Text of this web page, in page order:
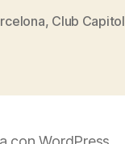
, Club Capitol